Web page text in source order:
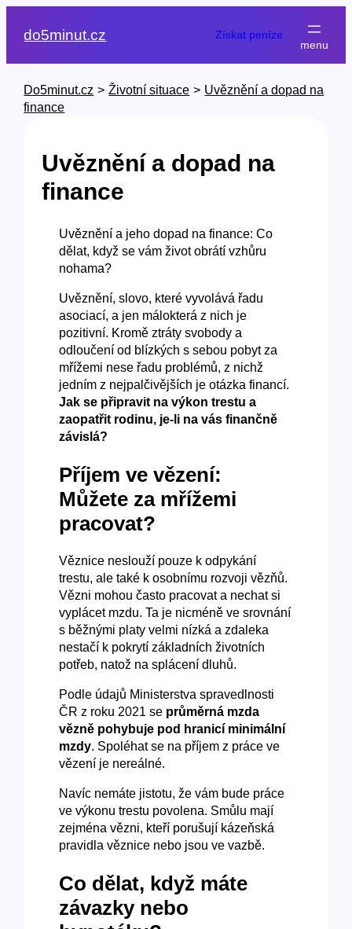
do5minut.cz Získat peníze
Do5minut.cz > Životní situace > Uvěznění a dopad na
finance
Uvěznění a dopad na
finance
Uvěznění a jeho dopad na finance: Co
dělat, když se vám život obrátí vzhůru
nohama?
Uvěznění, slovo, které vyvolává řadu
asociací, a jen málokterá z nich je
pozitivní. Kromě ztráty svobody a
odloučení od blízkých s sebou pobyt za
mřížemi nese řadu problémů, z nichž
jedním z nejpalčivějších je otázka financí.
Jak se připravit na výkon trestu a
zaopatřit rodinu, je-li na vás finančně
závislá?
Příjem ve vězení:
Můžete za mřížemi
pracovat?
Věznice neslouží pouze k odpykání
trestu, ale také k osobnímu rozvoji vězňů.
Vězni mohou často pracovat a nechat si
vyplácet mzdu. Ta je nicméně ve srovnání
s běžnými platy velmi nízká a zdaleka
nestačí k pokrytí základních životních
potřeb, natož na splácení dluhů.
Podle údajů Ministerstva spravedlnosti
ČR z roku 2021 se průměrná mzda
vězně pohybuje pod hranicí minimální
mzdy. Spoléhat se na příjem z práce ve
vězení je nereálné.
Navíc nemáte jistotu, že vám bude práce
ve výkonu trestu povolena. Smůlu mají
zejména vězni, kteří porušují kázeňská
pravidla věznice nebo jsou ve vazbě.
Co dělat, když máte
závazky nebo